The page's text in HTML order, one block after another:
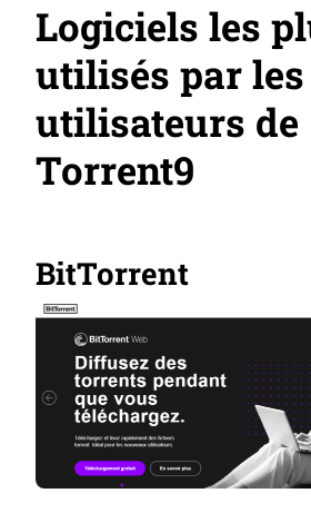
Logiciels les
utilisés par les
utilisateurs de
Torrent9
BitTorrent